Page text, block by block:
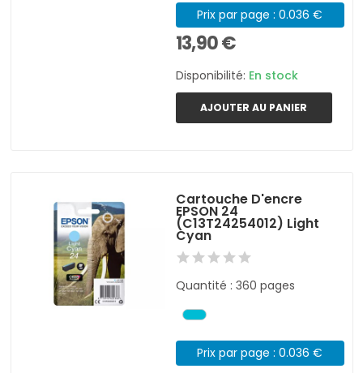
Prix par page : 0.036 €
13,90 €
Disponibilité: En stock
AJOUTER AU PANIER
Cartouche D'encre
EPSON 24
(C13T24254012) Light
Cyan
Quantité : 360 pages
Prix par page : 0.036 €